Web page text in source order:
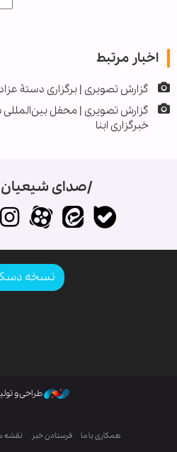
اخبار مرتبط
گزارش تصویری | برگزاری دستۀ
گزارش تصویری | محفل
خبرگزاری ابنا
صدای شیعیان
نسخه
طراحی و
همکاری با ما فرستادن خبر نقشه